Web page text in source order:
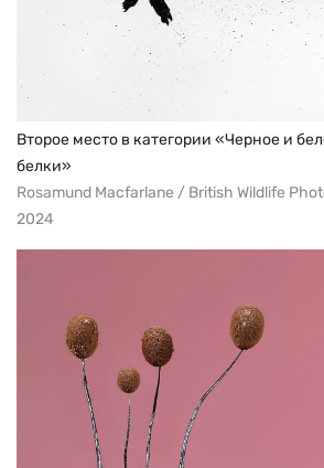
Второе место в категории «Черное и
белки»
Rosamund Macfarlane / British Wildlife
2024